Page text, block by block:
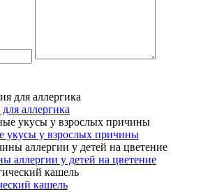
аллергика
укусы у взрослых причины
аллергии у детей на цветение
кашель